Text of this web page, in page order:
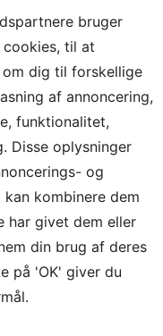
Webshoppen
ikke med at købe dine
en fantastisk
sendt den
jeg handler ved en
elektriske
og deres produkter er
gerne vil haveelektriske
bruger
til at
dig til forskellige
af annoncering,
funktionalitet,
Disse oplysninger
og
kombinere dem
har givet dem eller
din brug af deres
på 'OK' giver du